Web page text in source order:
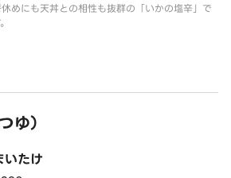
めにも天丼との相性も抜群の「いかの塩辛」で
ゆ）
いたけ